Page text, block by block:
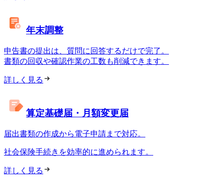
年末調整
申告書の提出は、質問に回答するだけで完了。
書類の回収や確認作業の工数も削減できます。
詳しく見る
算定基礎届・月額変更届
届出書類の作成から電子申請まで対応。
社会保険手続きを効率的に進められます。
詳しく見る